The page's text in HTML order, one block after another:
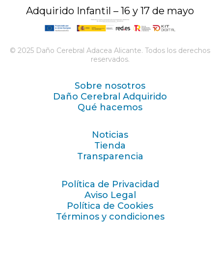
Adquirido Infantil – 16 y 17 de mayo
© 2025 Daño Cerebral Adacea Alicante. Todos los derechos
reservados.
Sobre nosotros
Daño Cerebral Adquirido
Qué hacemos
Noticias
Tienda
Transparencia
Política de Privacidad
Aviso Legal
Política de Cookies
Términos y condiciones